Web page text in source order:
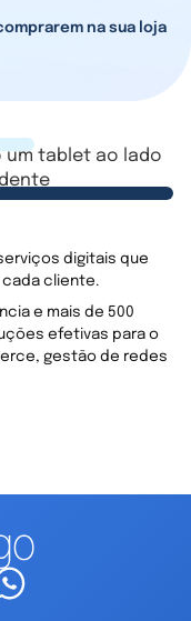
na sua loja
digitais que
cliente.
e mais de 500
efetivas para o
gestão de redes